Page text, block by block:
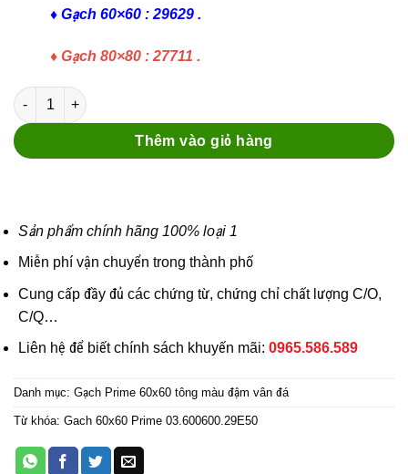
was:
29 ₫.
is:
18 ₫.
♦ Gạch 60×60 : 29629 .
♦ Gạch 80×80 : 27711 .
Gach 60x60 Prime 03.600600.29E50 số lượng
Thêm vào giỏ hàng
Sản phẩm chính hãng 100% loại 1
Miễn phí vận chuyển trong thành phố
Cung cấp đầy đủ các chứng từ, chứng chỉ chất lượng C/O,
C/Q…
Liên hệ để biết chính sách khuyến mãi: 0965.586.589
Danh mục: Gạch Prime 60x60 tông màu đậm vân đá
Từ khóa: Gach 60x60 Prime 03.600600.29E50